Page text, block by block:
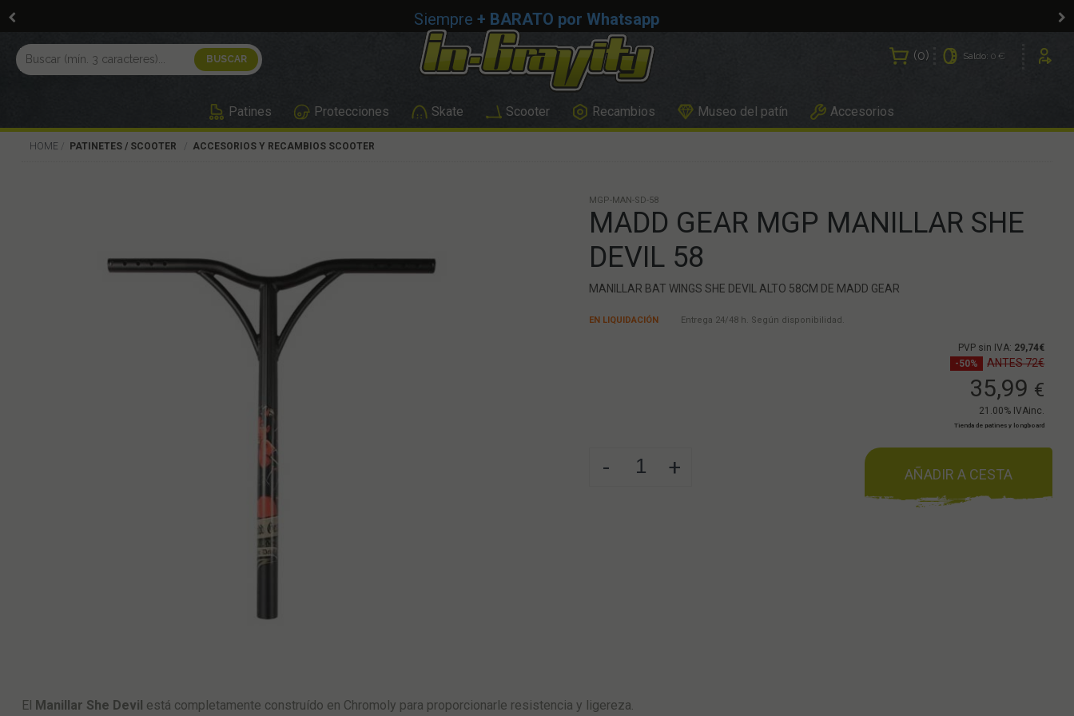
Siempre + BARATO por Whatsapp
0 Saldo: 0 €
Patines Protecciones Skate Scooter Recambios Museo del patín Accesorios
HOME PATINETES / SCOOTER ACCESORIOS Y RECAMBIOS SCOOTER
MGP-MAN-SD-58
MADD GEAR MGP MANILLAR SHE
DEVIL 58
MANILLAR BAT WINGS SHE DEVIL ALTO 58CM DE MADD GEAR
EN LIQUIDACIÓN Entrega 24/48 h. Según disponibilidad.
PVP sin IVA: 29,74€
-50%
ANTES 72€
35,99 €
21.00% IVAinc.
Tienda de patines y longboard
- + AÑADIR A CESTA
El Manillar She Devil está completamente construído en Chromoly para proporcionarle resistencia y ligereza.